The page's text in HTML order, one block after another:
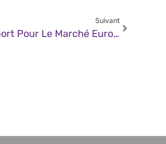
Suivant
JDN – Le Certificat EUCC, Un Passeport Pour Le Marché Européen